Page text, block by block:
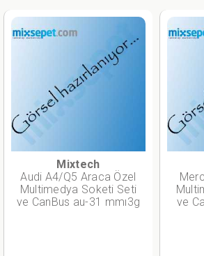
Mixtech
Audi A4/Q5 Araca Özel
Multimedya Soketi Seti
ve CanBus au-31 mmı3g
ve